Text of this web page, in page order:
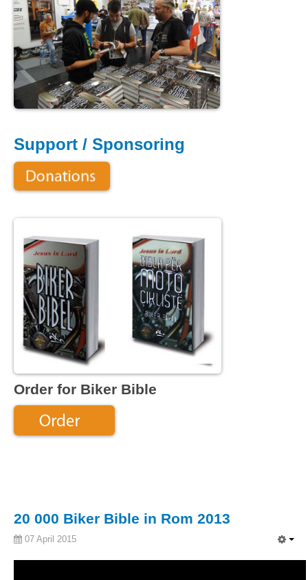
Support / Sponsoring
Order for Biker Bible
20 000 Biker Bible in Rom 2013
07 April 2015